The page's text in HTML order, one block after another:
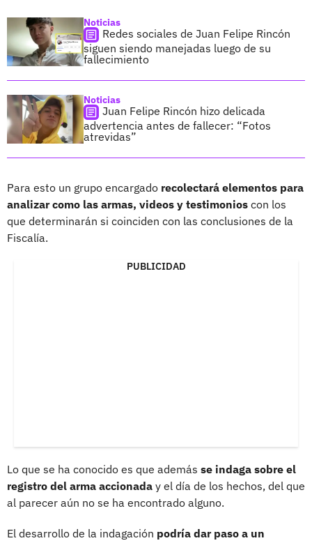
Noticias
Redes sociales de Juan Felipe Rincón
siguen siendo manejadas luego de su
fallecimiento
Noticias
Juan Felipe Rincón hizo delicada
advertencia antes de fallecer: “Fotos
atrevidas”
Para esto un grupo encargado recolectará elementos para
analizar como las armas, videos y testimonios con los
que determinarán si coinciden con las conclusiones de la
Fiscalía.
PUBLICIDAD
Lo que se ha conocido es que además se indaga sobre el
registro del arma accionada y el día de los hechos, del que
al parecer aún no se ha encontrado alguno.
El desarrollo de la indagación podría dar paso a un